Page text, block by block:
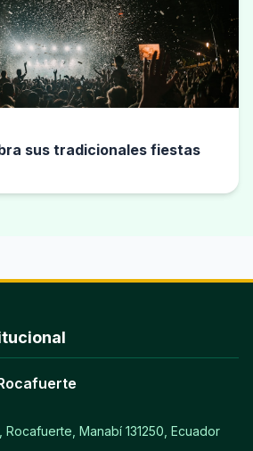
sus tradicionales fiestas
Manabí 131250, Ecuador